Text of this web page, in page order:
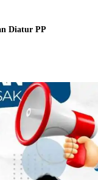
Diatur PP